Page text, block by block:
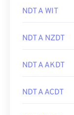
NDT A WIT
NDT A NZDT
NDT A AKDT
NDT A ACDT